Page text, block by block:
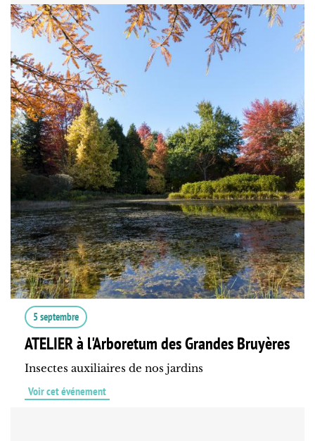
5 septembre
ATELIER à l'Arboretum des Grandes Bruyères
Insectes auxiliaires de nos jardins
Voir cet événement